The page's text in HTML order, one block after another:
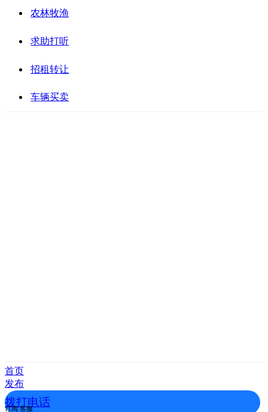
农林牧渔
求助打听
招租转让
车辆买卖
首页
发布
拨打电话
订阅 客服